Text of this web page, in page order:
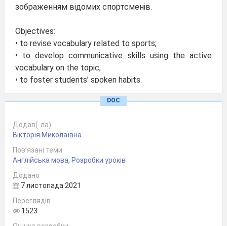
зображенням відомих спортсменів.
Objectives:
• to revise vocabulary related to sports;
• to develop communicative skills using the active
vocabulary on the topic;
• to foster students’ spoken habits.
speaking skills.
1. Greeting.
Good morning, boys and girls. Nice to meet you.
I’m Victoria Mykolayivna, a teacher from the Shool #2,
and these 45 minutes we will work together.
How are you today? Do you like the weather?
So, I think, we can begin our lesson.
2. The theme and the aims of the lesson.
DOC
Додав(-ла)
Вікторія Миколаївна
Пов’язані теми
Англійська мова, Розробки уроків
Додано
7 листопада 2021
Переглядів
1523